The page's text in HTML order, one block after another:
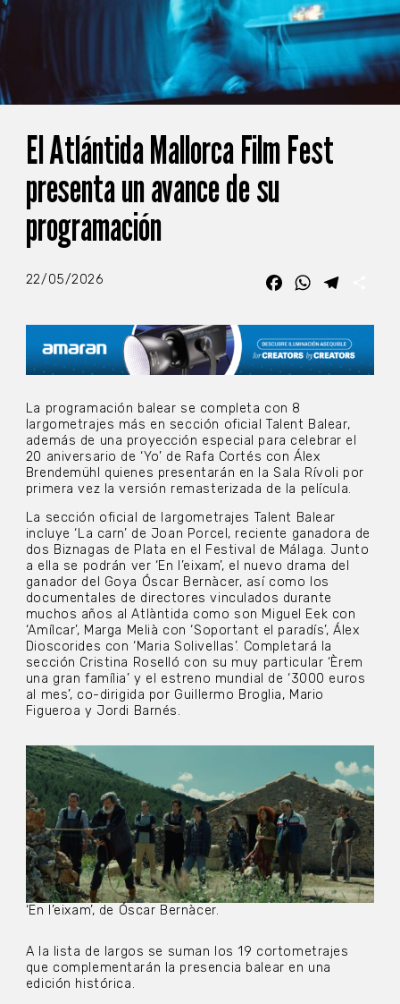
El Atlántida Mallorca Film Fest
presenta un avance de su
programación
22/05/2026 FacebookWhatsApp
La programación balear se completa con 8
largometrajes más en sección oficial Talent Balear,
además de una proyección especial para celebrar el
20 aniversario de ‘Yo’ de Rafa Cortés con Álex
Brendemühl quienes presentarán en la Sala Rívoli por
primera vez la versión remasterizada de la película.
La sección oficial de largometrajes Talent Balear
incluye ‘La carn’ de Joan Porcel, reciente ganadora de
dos Biznagas de Plata en el Festival de Málaga. Junto
a ella se podrán ver ‘En l’eixam’, el nuevo drama del
ganador del Goya Óscar Bernàcer, así como los
documentales de directores vinculados durante
muchos años al Atlàntida como son Miguel Eek con
‘Amílcar’, Marga Melià con ‘Soportant el paradís’, Álex
Dioscorides con ‘Maria Solivellas’. Completará la
sección Cristina Roselló con su muy particular ‘Èrem
una gran família’ y el estreno mundial de ‘3000 euros
al mes’, co-dirigida por Guillermo Broglia, Mario
Figueroa y Jordi Barnés.
‘En l’eixam’, de Óscar Bernàcer.
A la lista de largos se suman los 19 cortometrajes
que complementarán la presencia balear en una
edición histórica.